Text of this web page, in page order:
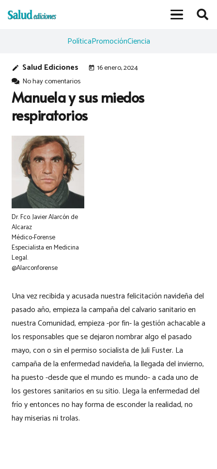
PolíticaPromociónCiencia
edit Salud Ediciones today 16 enero, 2024
No hay comentarios
Manuela y sus miedos
respiratorios
Dr. Fco. Javier Alarcón de
Alcaraz
Médico-Forense
Especialista en Medicina
Legal.
@Alarconforense
Una vez recibida y acusada nuestra felicitación navideña del
pasado año, empieza la campaña del calvario sanitario en
nuestra Comunidad, empieza -por fin- la gestión achacable a
los responsables que se dejaron nombrar algo el pasado
mayo, con o sin el permiso socialista de Juli Fuster. La
campaña de la enfermedad navideña, la llegada del invierno,
ha puesto -desde que el mundo es mundo- a cada uno de
los gestores sanitarios en su sitio. Llega la enfermedad del
frío y entonces no hay forma de esconder la realidad, no
hay miserias ni trolas.